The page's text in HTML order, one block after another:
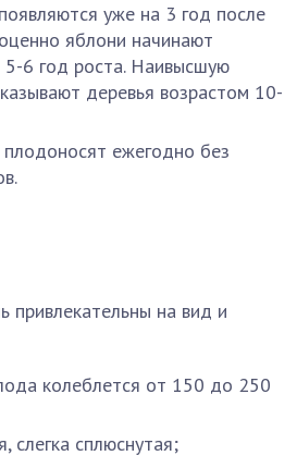
уже на 3 год после
яблони начинают
5-6 год роста. Наивысшую
деревья возрастом 10-
ежегодно без
привлекательны на вид и
колеблется от 150 до 250
слегка сплюснутая;